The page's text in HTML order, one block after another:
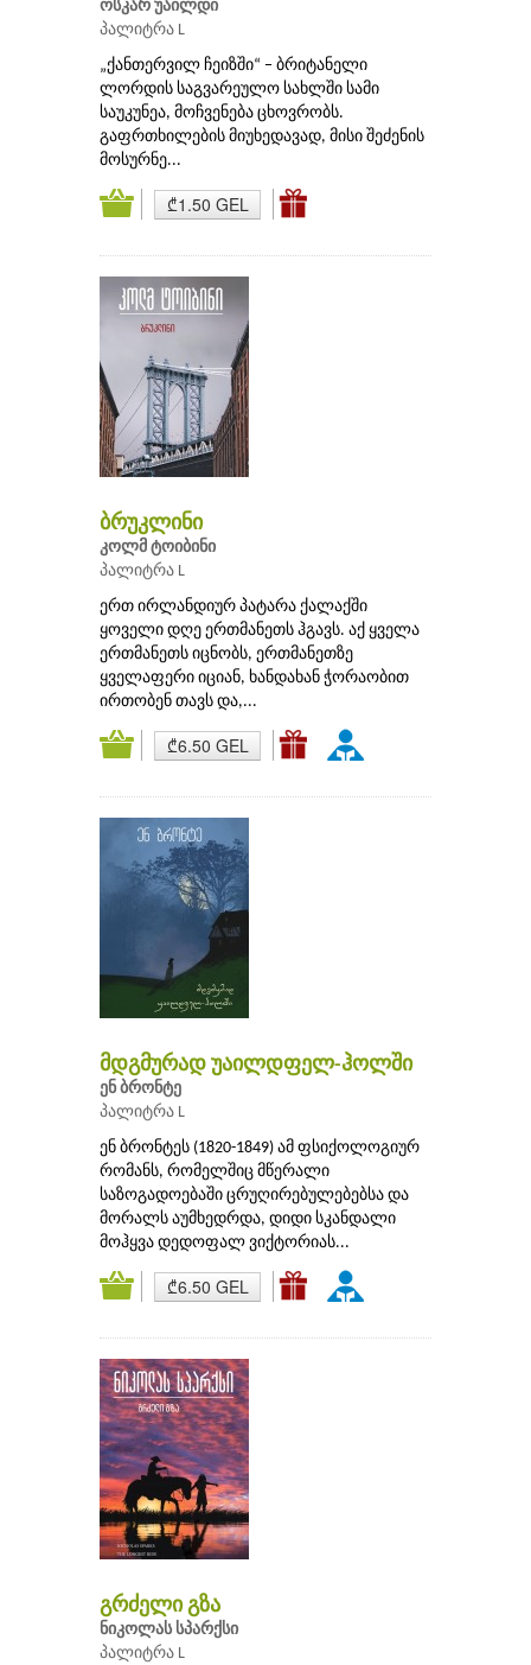
ოსკარ უაილდი
პალიტრა L
„ქანთერვილ ჩეიზში“ − ბრიტანელი
ლორდის საგვარეულო სახლში სამი
საუკუნეა, მოჩვენება ცხოვრობს.
გაფრთხილების მიუხედავად, მისი შეძენის
მოსურნე...
₾1.50 GEL
ბრუკლინი
კოლმ ტოიბინი
პალიტრა L
ერთ ირლანდიურ პატარა ქალაქში
ყოველი დღე ერთმანეთს ჰგავს. აქ ყველა
ერთმანეთს იცნობს, ერთმანეთზე
ყველაფერი იციან, ხანდახან ჭორაობით
ირთობენ თავს და,...
₾6.50 GEL
მდგმურად უაილდფელ-ჰოლში
ენ ბრონტე
პალიტრა L
ენ ბრონტეს (1820-1849) ამ ფსიქოლოგიურ
რომანს, რომელშიც მწერალი
საზოგადოებაში ცრუღირებულებებსა და
მორალს აუმხედრდა, დიდი სკანდალი
მოჰყვა დედოფალ ვიქტორიას...
₾6.50 GEL
გრძელი გზა
ნიკოლას სპარქსი
პალიტრა L